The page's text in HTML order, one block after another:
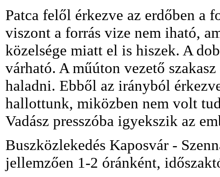
Patca felől érkezve az erdőben a
viszont a forrás vize nem iható,
közelsége miatt el is hiszek. A
várható. A műúton vezető
haladni. Ebből az irányból
hallottunk, miközben nem volt
Vadász presszóba igyekszik az
Buszközlekedés Kaposvár -
jellemzően 1-2 óránként,